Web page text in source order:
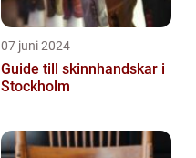
07 juni 2024
Guide till skinnhandskar i
Stockholm